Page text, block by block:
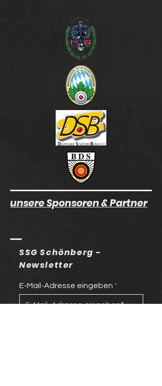
unsere Sponsoren & Partner
SSG Schönberg -
Newsletter
E-Mail-Adresse eingeben